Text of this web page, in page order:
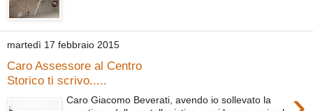
martedì 17 febbraio 2015
Caro Assessore al Centro
Storico ti scrivo.....
Caro Giacomo Beverati, avendo io sollevato la